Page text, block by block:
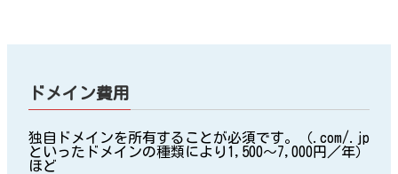
ドメイン費用
独自ドメインを所有することが必須です。（.com/.jp
といったドメインの種類により1,500〜7,000円／年）
ほど